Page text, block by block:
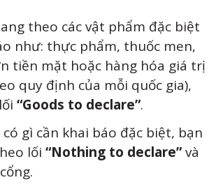
theo các vật phẩm đặc biệt
như: thực phẩm, thuốc men,
tiền mặt hoặc hàng hóa giá trị
quy định của mỗi quốc gia),
“Goods to declare”.
gì cần khai báo đặc biệt, bạn
lối “Nothing to declare”và